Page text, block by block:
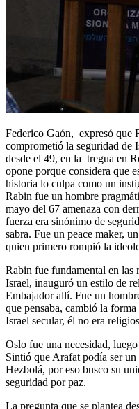
Federico Gaón, expresó que
comprometió la seguridad de
desde el 49, en la tregua en
opone porque considera que
historia lo culpa como un
Rabin fue un hombre
mayo del 67 amenaza con
fuerza era sinónimo de
sabra. Fue un peace maker,
quien primero rompió la
Rabin fue fundamental en las
Israel, inauguró un estilo de
Embajador allí. Fue un
que pensaba, cambió la
Israel secular, él no era
Oslo fue una necesidad,
Sintió que Arafat podía ser
Hezbolá, por eso busco su
seguridad por paz.
La pregunta que se plantea